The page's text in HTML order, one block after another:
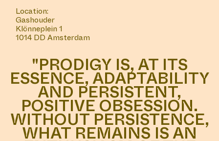
Location:
Gashouder
Klönneplein 1
1014 DD Amsterdam
"PRODIGY IS, AT ITS
ESSENCE, ADAPTABILITY
AND PERSISTENT,
POSITIVE OBSESSION.
WITHOUT PERSISTENCE,
WHAT REMAINS IS AN